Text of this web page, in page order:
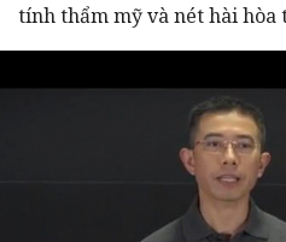
tính thẩm mỹ và nét hài hòa